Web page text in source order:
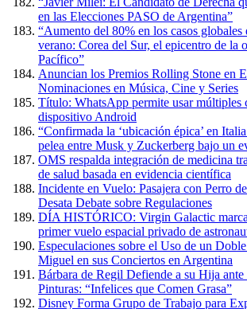
en las Elecciones PASO de Argentina”
“Aumento del 80% en los casos globales
verano: Corea del Sur, el epicentro de la
Pacífico”
Anuncian los Premios Rolling Stone en
Nominaciones en Música, Cine y Series
Título: WhatsApp permite usar múltiples
dispositivo Android
“Confirmada la ‘ubicación épica’ en
pelea entre Musk y Zuckerberg bajo un
OMS respalda integración de medicina
de salud basada en evidencia científica
Incidente en Vuelo: Pasajera con Perro
Desata Debate sobre Regulaciones
DÍA HISTÓRICO: Virgin Galactic
primer vuelo espacial privado de
Especulaciones sobre el Uso de un
Miguel en sus Conciertos en Argentina
Bárbara de Regil Defiende a su Hija ante
Pinturas: “Infelices que Comen Grasa”
Disney Forma Grupo de Trabajo para